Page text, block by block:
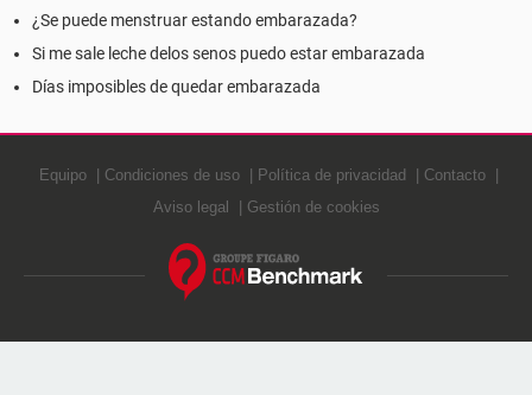
¿Se puede menstruar estando embarazada?
Si me sale leche delos senos puedo estar embarazada
Días imposibles de quedar embarazada
Equipo Condiciones de uso Política de privacidad
Contacto
Aviso legal
Gestión de cookies